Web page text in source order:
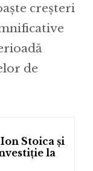
creșteri
de
Stoica și
la